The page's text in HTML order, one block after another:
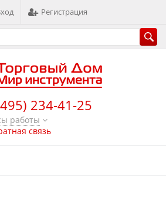
Регистрация
234-41-25
работы
связь